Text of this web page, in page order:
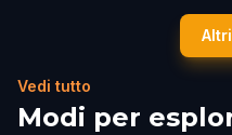
Vedi tutto
Modi per